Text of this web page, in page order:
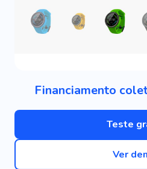
Financiamento
Teste
Ver